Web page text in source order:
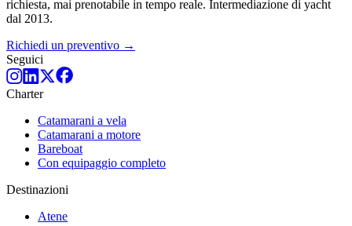
richiesta, mai prenotabile in tempo reale. Intermediazione di yacht
dal 2013.
Richiedi un preventivo →
Seguici
Charter
Catamarani a vela
Catamarani a motore
Bareboat
Con equipaggio completo
Destinazioni
Atene